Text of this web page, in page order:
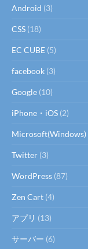
Android (3)
CSS (18)
EC CUBE (5)
facebook (3)
Google (10)
iPhone・iOS (2)
Microsoft(Windows)
Twitter (3)
WordPress (87)
Zen Cart (4)
アプリ (13)
サーバー (6)